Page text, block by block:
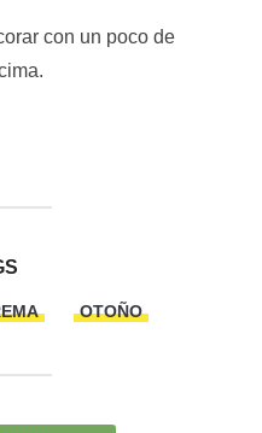
con un poco de
OTOÑO